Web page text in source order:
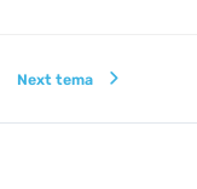
Next tema